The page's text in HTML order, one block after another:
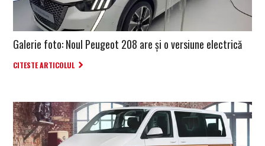
Galerie foto: Noul Peugeot 208 are și o versiune electrică
CITESTE ARTICOLUL